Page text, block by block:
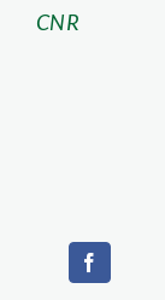
CNR